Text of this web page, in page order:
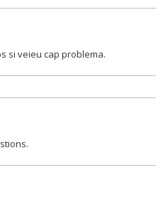
si veieu cap problema.